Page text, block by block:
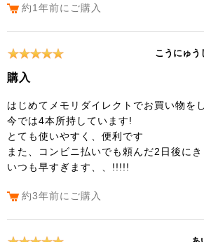
約1年前にご購入
こうにゅう
購入
はじめてメモリダイレクトでお買い物を
今では4本所持しています!
とても使いやすく、便利です
また、コンビニ払いでも頼んだ2日後に
いつも早すぎます、、!!!!!
約3年前にご購入